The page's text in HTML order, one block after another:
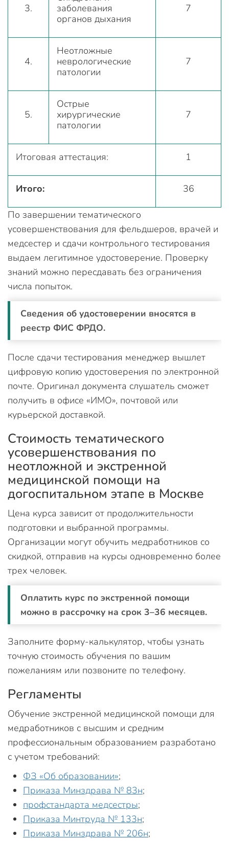
3.
заболевания
органов дыхания
7
4.
Неотложные
неврологические
патологии
7
5.
Острые
хирургические
патологии
7
Итоговая аттестация: 1
Итого: 36
По завершении тематического
усовершенствования для фельдшеров, врачей и
медсестер и сдачи контрольного тестирования
выдаем легитимное удостоверение. Проверку
знаний можно пересдавать без ограничения
числа попыток.
Сведения об удостоверении вносятся в
реестр ФИС ФРДО.
После сдачи тестирования менеджер вышлет
цифровую копию удостоверения по электронной
почте. Оригинал документа слушатель сможет
получить в офисе «ИМО», почтовой или
курьерской доставкой.
Стоимость тематического
усовершенствования по
неотложной и экстренной
медицинской помощи на
догоспитальном этапе в Москве
Цена курса зависит от продолжительности
подготовки и выбранной программы.
Организации могут обучить медработников со
скидкой, отправив на курсы одновременно более
трех человек.
Оплатить курс по экстренной помощи
можно в рассрочку на срок 3–36 месяцев.
Заполните форму-калькулятор, чтобы узнать
точную стоимость обучения по вашим
пожеланиям или позвоните по телефону.
Регламенты
Обучение экстренной медицинской помощи для
медработников с высшим и средним
профессиональным образованием разработано
с учетом требований:
ФЗ «Об образовании»;
Приказа Минздрава № 83н;
профстандарта медсестры;
Приказа Минтруда № 133н;
Приказа Минздрава № 206н;